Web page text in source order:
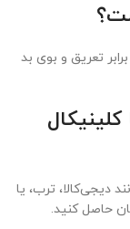
محافظت در برابر تعریق و بوی بد
دیجی‌کالا، ترب، یا
حاصل کنید.